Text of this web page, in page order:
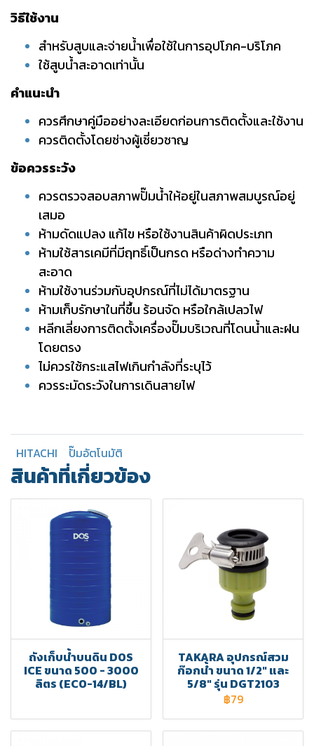
วิธีใช้งาน
สำหรับสูบและจ่ายน้ำเพื่อใช้ในการอุปโภค-บริโภค
ใช้สูบน้ำสะอาดเท่านั้น
คำแนะนำ
ควรศึกษาคู่มืออย่างละเอียดก่อนการติดตั้งและใช้งาน
ควรติดตั้งโดยช่างผู้เชี่ยวชาญ
ข้อควรระวัง
ควรตรวจสอบสภาพปั๊มน้ำให้อยู่ในสภาพสมบูรณ์อยู่
เสมอ
ห้ามดัดแปลง แก้ไข หรือใช้งานสินค้าผิดประเภท
ห้ามใช้สารเคมีที่มีฤทธิ์เป็นกรด หรือด่างทำความ
สะอาด
ห้ามใช้งานร่วมกับอุปกรณ์ที่ไม่ได้มาตรฐาน
ห้ามเก็บรักษาในที่ชื้น ร้อนจัด หรือใกล้เปลวไฟ
หลีกเลี่ยงการติดตั้งเครื่องปั๊มบริเวณที่โดนน้ำและฝน
โดยตรง
ไม่ควรใช้กระแสไฟเกินกำลังที่ระบุไว้
ควรระมัดระวังในการเดินสายไฟ
HITACHI ปั๊มอัตโนมัติ
สินค้าที่เกี่ยวข้อง
ถังเก็บน้ำบนดิน DOS
ICE ขนาด 500 - 3000
ลิตร (ECO-14/BL)
TAKARA อุปกรณ์สวม
ก๊อกน้ำ ขนาด 1/2" และ
5/8" รุ่น DGT2103
฿79